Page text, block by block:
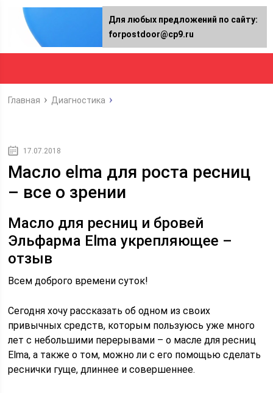
Главная Диагностика
17.07.2018
Масло elma для роста ресниц
– все о зрении
Масло для ресниц и бровей
Эльфарма Elma укрепляющее –
отзыв
Всем доброго времени суток!
Сегодня хочу рассказать об одном из своих
привычных средств, которым пользуюсь уже много
лет с небольшими перерывами – о масле для ресниц
Elma, а также о том, можно ли с его помощью сделать
реснички гуще, длиннее и совершеннее.
Для любых предложений по сайту:
forpostdoor@cp9.ru